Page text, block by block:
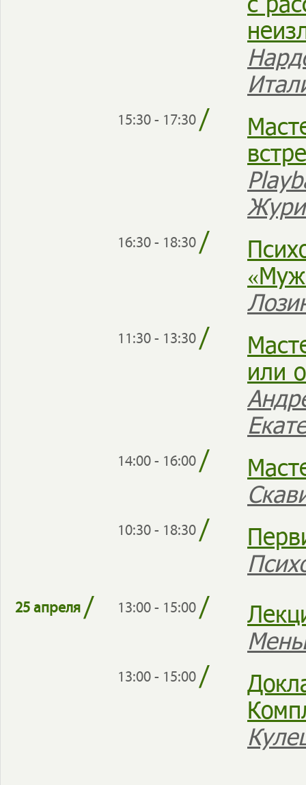
15:30 - 17:30/
16:30 - 18:30/
11:30 - 13:30/
или
14:00 - 16:00/
10:30 - 18:30/
25 апреля/ 13:00 - 15:00/
13:00 - 15:00/